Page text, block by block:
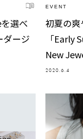
選べ
ダージ
EVENT
初夏の
「Early
New
2020.6.4